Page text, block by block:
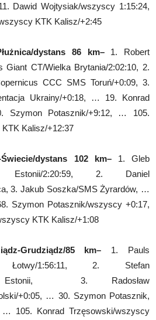
Dawid Wojtysiak/wszyscy 1:15:24,
KTK Kalisz/+2:45
dystans 86 km–1. Robert
Giant CT/Wielka Brytania/2:02:10, 2.
CCC SMS Toruń/+0:09, 3.
Ukrainy/+0:18, … 19. Konrad
Szymon Potasznik/+9:12, … 105.
Kalisz/+12:37
dystans 102 km–1. Gleb
Estonii/2:20:59, 2. Daniel
3. Jakub Soszka/SMS Żyrardów, …
Szymon Potasznik/wszyscy +0:17,
KTK Kalisz/+1:08
Grudziądz/85 km– 1. Pauls
Łotwy/1:56:11, 2. Stefan
Estonii, 3. Radosław
+0:05, … 30. Szymon Potasznik,
105. Konrad Trzęsowski/wszyscy